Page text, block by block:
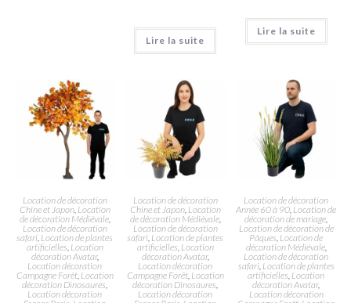
Lire la suite
Lire la suite
Location de décoration
Chine et Japon, Location
de décoration Médiévale,
Location de décoration
safari Location de plantes
artificielles Location
décoration Avatar,
Location décoration
Campagne Forêt, Location
décoration Dinosaures
Location décoration
Location de décoration
Chine et Japon, Location
de décoration Médiévale,
Location de décoration
safari Location de plantes
artificielles Location
décoration Avatar,
Location décoration
Campagne Forêt, Location
décoration Dinosaures
Location décoration
Location de décoration
Année 60 à 90 Location de
décoration de mariage
Location de décoration de
Pâques Location de
décoration Médiévale,
Location de décoration
safari, Location de plantes
artificielles Location
décoration Avatar,
Location décoration